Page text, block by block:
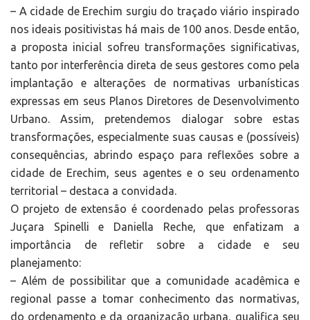
– A cidade de Erechim surgiu do traçado viário inspirado
nos ideais positivistas há mais de 100 anos. Desde então,
a proposta inicial sofreu transformações significativas,
tanto por interferência direta de seus gestores como pela
implantação e alterações de normativas urbanísticas
expressas em seus Planos Diretores de Desenvolvimento
Urbano. Assim, pretendemos dialogar sobre estas
transformações, especialmente suas causas e (possíveis)
consequências, abrindo espaço para reflexões sobre a
cidade de Erechim, seus agentes e o seu ordenamento
territorial – destaca a convidada.
O projeto de extensão é coordenado pelas professoras
Juçara Spinelli e Daniella Reche, que enfatizam a
importância de refletir sobre a cidade e seu
planejamento:
– Além de possibilitar que a comunidade acadêmica e
regional passe a tomar conhecimento das normativas,
do ordenamento e da organização urbana, qualifica seu